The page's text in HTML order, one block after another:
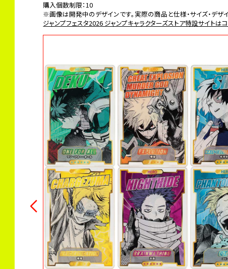
購入個数制限：10
※画像は開発中のデザインです。実際の商品と仕様・サイズ・デザ
ジャンプフェスタ2026 ジャンプキャラクターズストア特設サイトは